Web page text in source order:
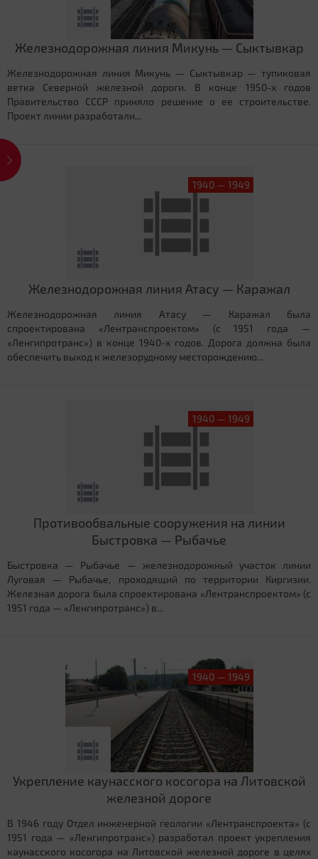
Железнодорожная линия Микунь — Сыктывкар
Железнодорожная линия Микунь — Сыктывкар — тупиковая
ветка Северной железной дороги. В конце 1950-х годов
Правительство СССР приняло решение о ее строительстве.
Проект линии разработали...
1940 — 1949
Железнодорожная линия Атасу — Каражал
Железнодорожная линия Атасу — Каражал была
спроектирована «Лентранспроектом» (с 1951 года —
«Ленгипротранс») в конце 1940-х годов. Дорога должна была
обеспечить выход к железорудному месторождению...
1940 — 1949
Противообвальные сооружения на линии
Быстровка — Рыбачье
Быстровка — Рыбачье — железнодорожный участок линии
Луговая — Рыбачье, проходящий по территории Киргизии.
Железная дорога была спроектирована «Лентранспроектом» (с
1951 года — «Ленгипротранс») в...
1940 — 1949
Укрепление каунасского косогора на Литовской
железной дороге
В 1946 году Отдел инженерной геологии «Лентранспроекта» (с
1951 года — «Ленгипротранс») разработал проект укрепления
каунасского косогора на Литовской железной дороге в целях